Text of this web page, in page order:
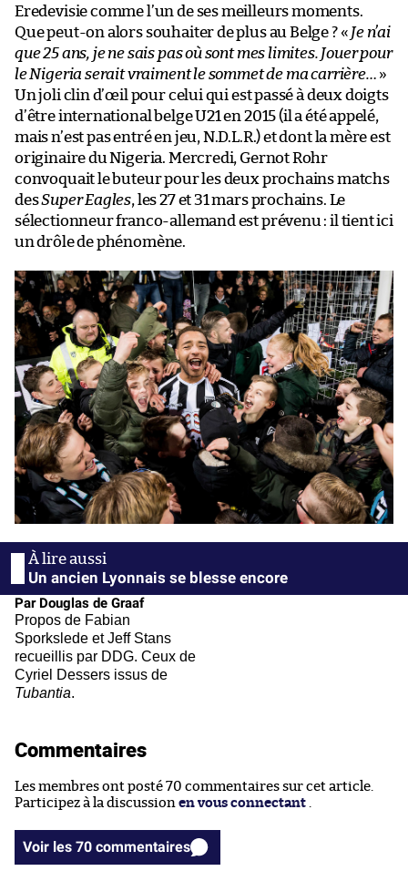
Eredevisie comme l’un de ses meilleurs moments.
Que peut-on alors souhaiter de plus au Belge ? « Je n’ai
que 25 ans, je ne sais pas où sont mes limites. Jouer pour
le Nigeria serait vraiment le sommet de ma carrière… »
Un joli clin d’œil pour celui qui est passé à deux doigts
d’être international belge U21 en 2015 (il a été appelé,
mais n’est pas entré en jeu, N.D.L.R.) et dont la mère est
originaire du Nigeria. Mercredi, Gernot Rohr
convoquait le buteur pour les deux prochains matchs
desSuper Eagles, les 27 et 31 mars prochains. Le
sélectionneur franco-allemand est prévenu : il tient ici
un drôle de phénomène.
Un ancien Lyonnais se blesse encore
Par Douglas de Graaf
Propos de Fabian
Sporkslede et Jeff Stans
recueillis par DDG. Ceux de
Cyriel Dessers issus de
Tubantia.
Commentaires
Les membres ont posté 70 commentaires sur cet article.
Participez à la discussion en vous connectant
Voir les 70 commentaires